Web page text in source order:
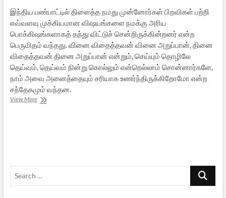
இந்திய பண்பாட்டில் திளைத்த நமது முன்னோர்கள் பிறவிகள் பற்றி
எவ்வளவு முக்கியமான விஷயங்களை நமக்கு அரிய
பொக்கிஷங்களாகத் தந்து விட்டுச் சென்றிருக்கின்றனர் என்ற
பெருமிதம் வந்தது. வினை விதைத்தவன் வினை அறுப்பான், தினை
விதைத்தவன் தினை அறுப்பான் என்றும், செய்யும் தொழிலே
தெய்வம், தெய்வம் நின்று கொல்லும் என்றெல்லாம் சொன்னார்களே,
நாம் அவை அனைத்தையும் சரியாக உணர்ந்திருக்கிறோமோ என்ற
சந்தேகமும் வந்தன.
View Moreபிறப்பும்
Search